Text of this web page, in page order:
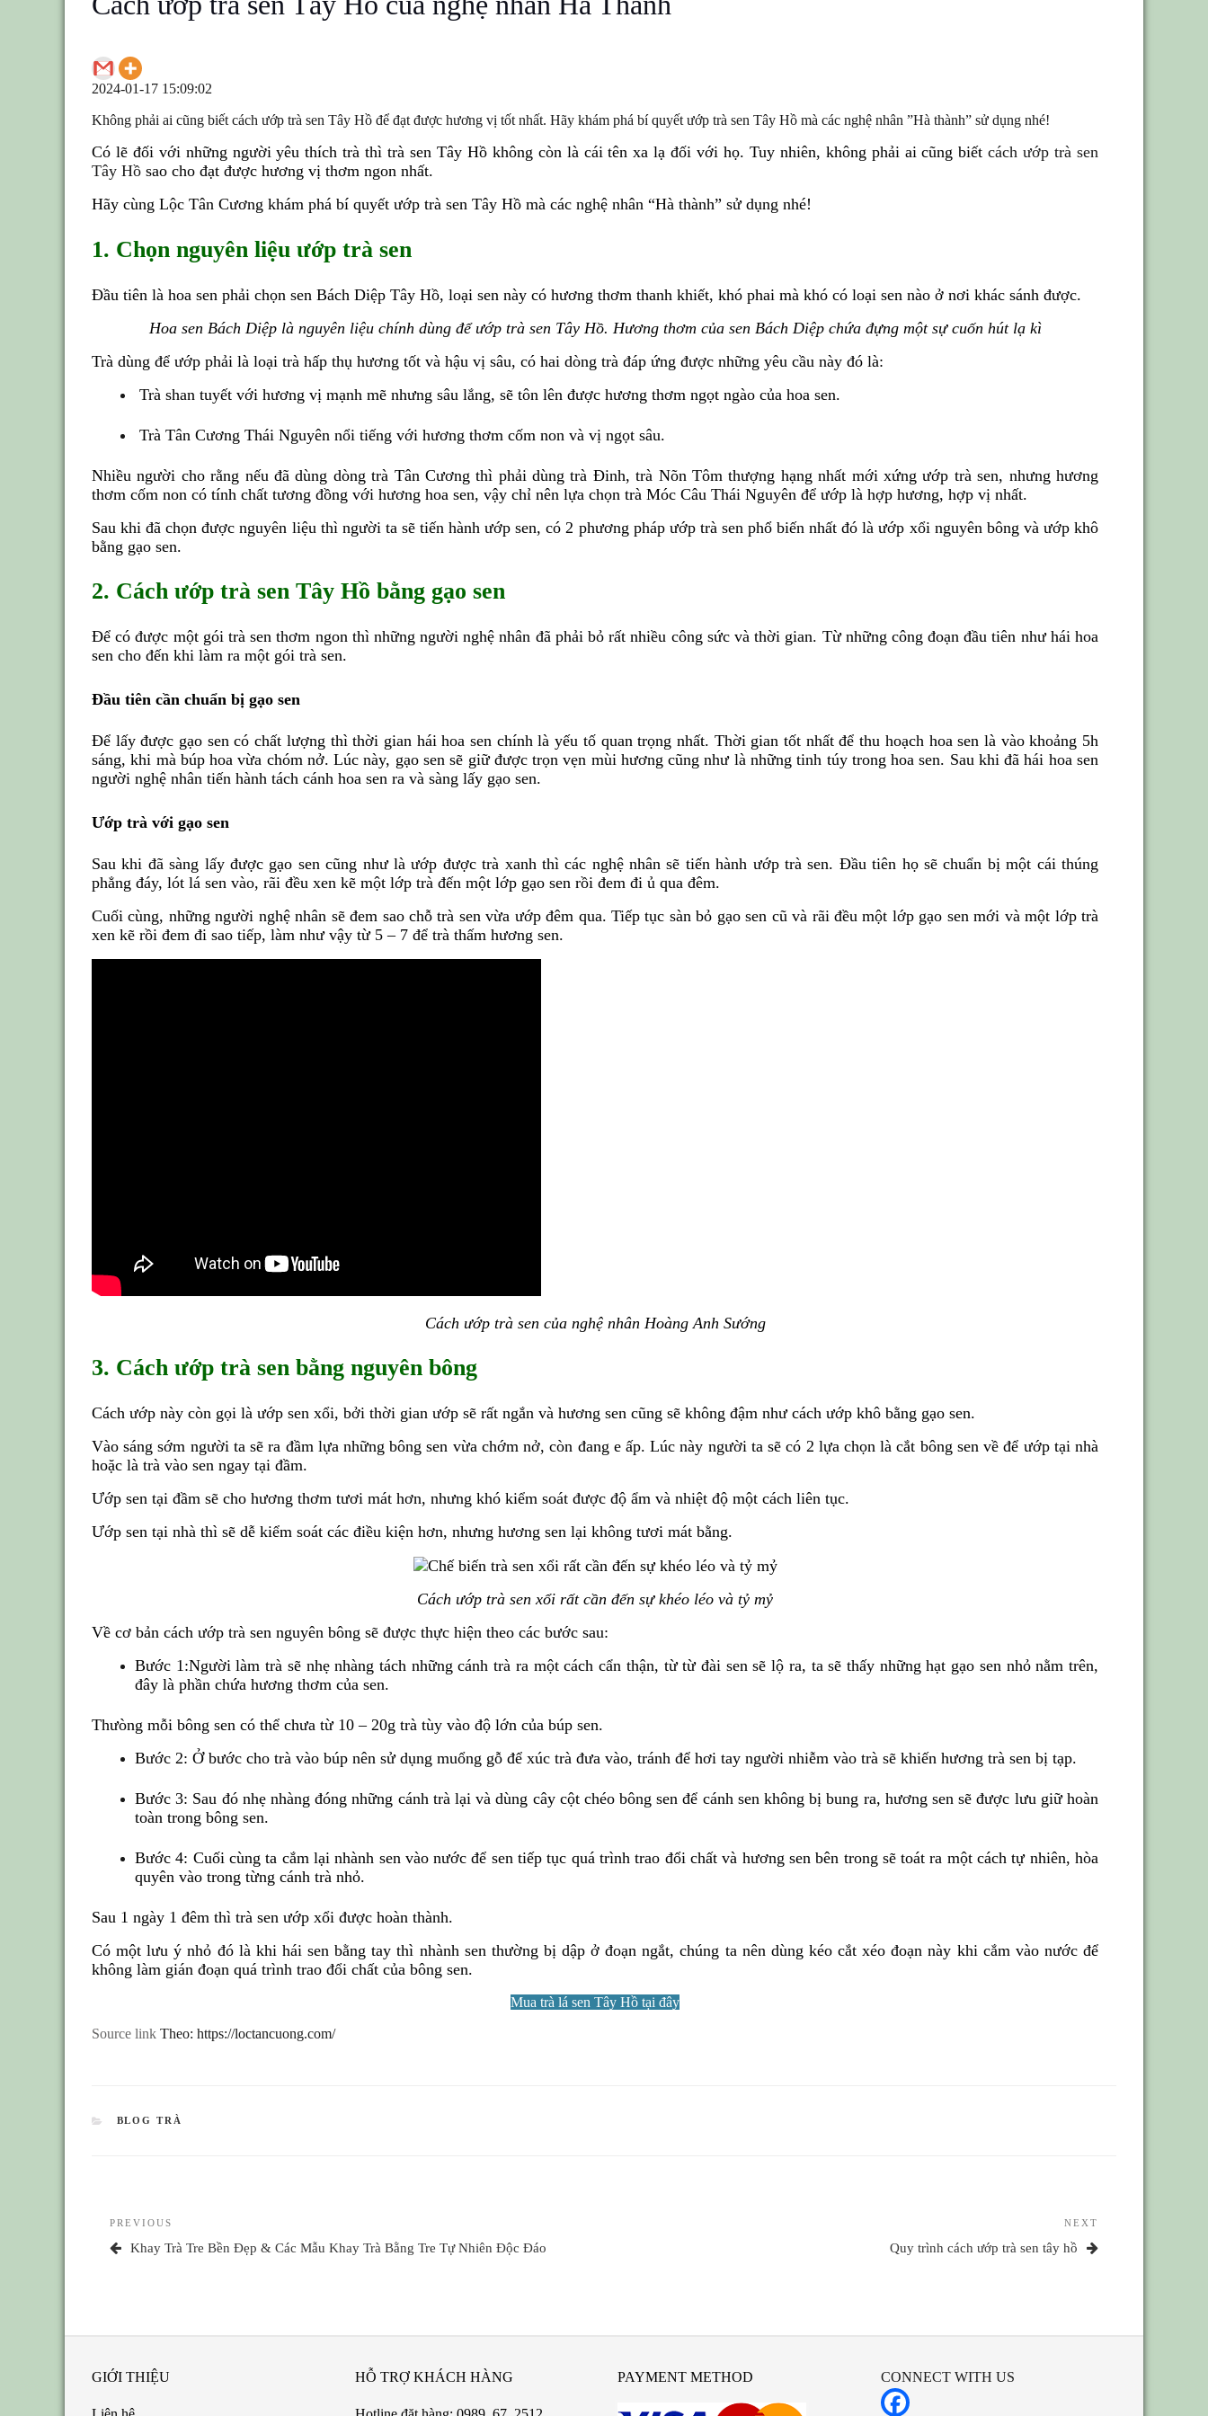
2024-01-17 15:09:02
Không phải ai cũng biết cách ướp trà sen Tây Hồ để đạt được hương vị tốt nhất. Hãy khám phá bí quyết ướp trà sen Tây Hồ mà các nghệ nhân ”Hà thành” sử dụng nhé!
Có lẽ đối với những người yêu thích trà thìtrà sen Tây Hồkhông còn là cái tên xa lạ đối với họ. Tuy nhiên, không phải ai cũng biếtcách ướp trà sen
Tây Hồ sao cho đạt được hương vị thơm ngon nhất.
Hãy cùng Lộc Tân Cương khám phá bí quyết ướp trà sen Tây Hồ mà các nghệ nhân “Hà thành” sử dụng nhé!
1. Chọn nguyên liệu ướp trà sen
Đầu tiên là hoa sen phải chọn sen Bách Diệp Tây Hồ, loại sen này có hương thơm thanh khiết, khó phai mà khó có loại sen nào ở nơi khác sánh được.
Hoa sen Bách Diệp là nguyên liệu chính dùng để ướp trà sen Tây Hồ. Hương thơm của sen Bách Diệp chứa đựng một sự cuốn hút lạ kì
Trà dùng để ướp phải là loại trà hấp thụ hương tốt và hậu vị sâu, có hai dòng trà đáp ứng được những yêu cầu này đó là:
Trà shan tuyết với hương vị mạnh mẽ nhưng sâu lắng, sẽ tôn lên được hương thơm ngọt ngào của hoa sen.
Trà Tân Cương Thái Nguyên nổi tiếng với hương thơm cốm non và vị ngọt sâu.
Nhiều người cho rằng nếu đã dùng dòng trà Tân Cương thì phải dùng trà Đinh, trà Nõn Tôm thượng hạng nhất mới xứng ướp trà sen, nhưng hương
thơm cốm non có tính chất tương đồng với hương hoa sen, vậy chỉ nên lựa chọn trà Móc Câu Thái Nguyên để ướp là hợp hương, hợp vị nhất.
Sau khi đã chọn được nguyên liệu thì người ta sẽ tiến hành ướp sen, có 2 phương pháp ướp trà sen phổ biến nhất đó là ướp xổi nguyên bông và ướp khô
bằng gạo sen.
2. Cách ướp trà sen Tây Hồ bằng gạo sen
Để có được một gói trà sen thơm ngon thì những người nghệ nhân đã phải bỏ rất nhiều công sức và thời gian. Từ những công đoạn đầu tiên như hái hoa
sen cho đến khi làm ra một gói trà sen.
Đầu tiên cần chuẩn bị gạo sen
Để lấy được gạo sen có chất lượng thì thời gian hái hoa sen chính là yếu tố quan trọng nhất. Thời gian tốt nhất để thu hoạch hoa sen là vào khoảng 5h
sáng, khi mà búp hoa vừa chóm nở. Lúc này, gạo sen sẽ giữ được trọn vẹn mùi hương cũng như là những tinh túy trong hoa sen. Sau khi đã hái hoa sen
người nghệ nhân tiến hành tách cánh hoa sen ra và sàng lấy gạo sen.
Ướp trà với gạo sen
Sau khi đã sàng lấy được gạo sen cũng như là ướp được trà xanh thì các nghệ nhân sẽ tiến hành ướp trà sen. Đầu tiên họ sẽ chuẩn bị một cái thúng
phẳng đáy, lót lá sen vào, rãi đều xen kẽ một lớp trà đến một lớp gạo sen rồi đem đi ủ qua đêm.
Cuối cùng, những người nghệ nhân sẽ đem sao chỗ trà sen vừa ướp đêm qua. Tiếp tục sàn bỏ gạo sen cũ và rãi đều một lớp gạo sen mới và một lớp trà
xen kẽ rồi đem đi sao tiếp, làm như vậy từ 5 – 7 để trà thấm hương sen.
Cách ướp trà sen của nghệ nhân Hoàng Anh Sướng
3. Cách ướp trà sen bằng nguyên bông
Cách ướp này còn gọi là ướp sen xổi, bởi thời gian ướp sẽ rất ngắn và hương sen cũng sẽ không đậm như cách ướp khô bằng gạo sen.
Vào sáng sớm người ta sẽ ra đầm lựa những bông sen vừa chớm nở, còn đang e ấp. Lúc này người ta sẽ có 2 lựa chọn là cắt bông sen về để ướp tại nhà
hoặc là trà vào sen ngay tại đầm.
Ướp sen tại đầm sẽ cho hương thơm tươi mát hơn, nhưng khó kiểm soát được độ ẩm và nhiệt độ một cách liên tục.
Ướp sen tại nhà thì sẽ dễ kiểm soát các điều kiện hơn, nhưng hương sen lại không tươi mát bằng.
Cách ướp trà sen xổi rất cần đến sự khéo léo và tỷ mỷ
Về cơ bản cách ướp trà sen nguyên bông sẽ được thực hiện theo các bước sau:
Bước 1:Người làm trà sẽ nhẹ nhàng tách những cánh trà ra một cách cẩn thận, từ từ đài sen sẽ lộ ra, ta sẽ thấy những hạt gạo sen nhỏ nằm trên,
đây là phần chứa hương thơm của sen.
Thưòng mỗi bông sen có thể chưa từ 10 – 20g trà tùy vào độ lớn của búp sen.
Bước 2: Ở bước cho trà vào búp nên sử dụng muổng gỗ để xúc trà đưa vào, tránh để hơi tay người nhiễm vào trà sẽ khiến hương trà sen bị tạp.
Bước 3: Sau đó nhẹ nhàng đóng những cánh trà lại và dùng cây cột chéo bông sen để cánh sen không bị bung ra, hương sen sẽ được lưu giữ hoàn
toàn trong bông sen.
Bước 4: Cuối cùng ta cắm lại nhành sen vào nước để sen tiếp tục quá trình trao đổi chất và hương sen bên trong sẽ toát ra một cách tự nhiên, hòa
quyên vào trong từng cánh trà nhỏ.
Sau 1 ngày 1 đêm thì trà sen ướp xổi được hoàn thành.
Có một lưu ý nhỏ đó là khi hái sen bằng tay thì nhành sen thường bị dập ở đoạn ngắt, chúng ta nên dùng kéo cắt xéo đoạn này khi cắm vào nước để
không làm gián đoạn quá trình trao đổi chất của bông sen.
Mua trà lá sen Tây Hồ tại đây
Source link Theo: https://loctancuong.com/
CATEGORIES
BLOG TRÀ
Điều
hướng
Previous
Post
PREVIOUS
Khay Trà Tre Bền Đẹp & Các Mẫu Khay Trà Bằng Tre Tự Nhiên Độc Đáo
NEXT
Quy trình cách ướp trà sen tây hồ
GIỚI THIỆU HỖ TRỢ KHÁCH HÀNG PAYMENT METHOD CONNECT WITH US